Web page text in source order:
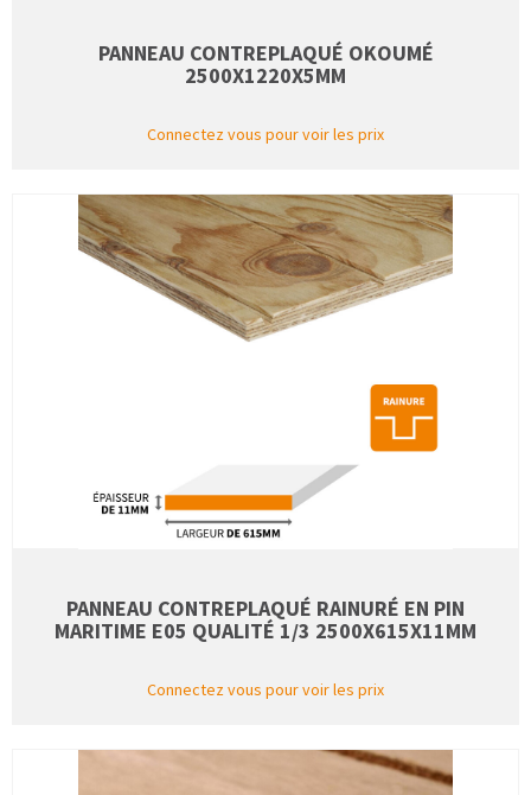
PANNEAU CONTREPLAQUÉ OKOUMÉ
2500X1220X5MM
Connectez vous pour voir les prix
PANNEAU CONTREPLAQUÉ RAINURÉ EN PIN
MARITIME E05 QUALITÉ 1/3 2500X615X11MM
Connectez vous pour voir les prix